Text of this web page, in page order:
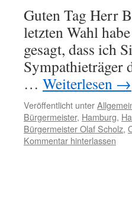
Guten Tag Herr
letzten Wahl
gesagt, dass ich
Sympathieträger
… Weiterlesen →
Veröffentlicht unter
Bürgermeister, Hamburg,
Bürgermeister Olaf Scholz,
Kommentar hinterlassen